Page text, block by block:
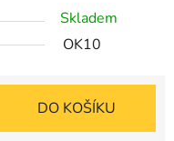
Skladem
OK10
DO KOŠÍKU